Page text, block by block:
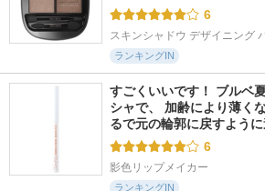
6
スキンシャドウ デザイニング
ランキングIN
すごくいいです！ ブルベ
シャで、 加齢により薄く
るで元の輪郭に戻すよう
6
影色リップメイカー
ランキングIN